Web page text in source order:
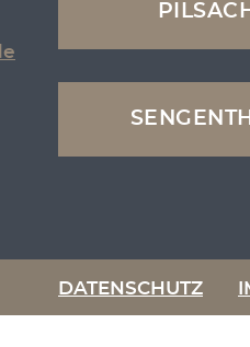
PILSACH
DATENSCHUTZ